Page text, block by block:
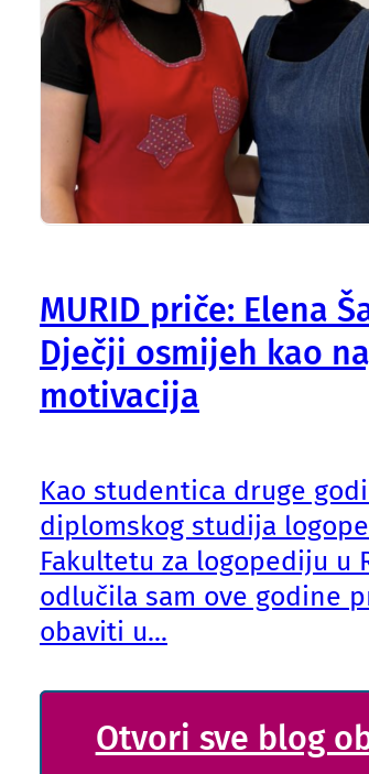
MURID priče: Elena
Dječji osmijeh kao
motivacija
Kao studentica druge
diplomskog studija
Fakultetu za logopediju u
odlučila sam ove godine
obaviti u...
Otvori sve blog